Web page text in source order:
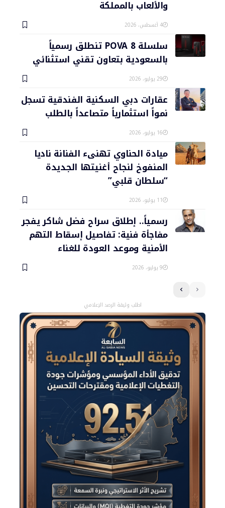
والألعاب بالمملكة
4 أغسطس، 2026
سلسلة POVA 8 تنطلق رسمياً
بالسعودية بتعاون تقني استثنائي
29 يوليو، 2026
عقارات دبي السكنية الفندقية تسجل
نمواً استثمارياً متصاعداً بالطلب
16 يوليو، 2026
ميادة الحناوي تهنىء الفنانة ناديا
المنفوخ لنجاح أغنيتها الجديدة
“سلطان قلبي”
11 يوليو، 2026
رسمياً.. إطلاق سراح فضل شاكر يفجر
مفاجأة فنية: تفاصيل إسقاط التهم
الأمنية وموعد العودة للغناء
9 يوليو، 2026
اطلب وثيقة الرصد الإعلامي